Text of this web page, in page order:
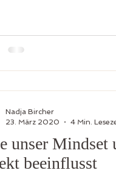
unser Mindset
beeinflusst
Nadja Bircher
23. März 2020
4 Min.